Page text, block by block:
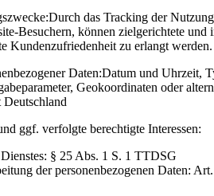
Durch das Tracking der
Besuchern, können zielgerichtete
Kundenzufriedenheit zu erlangt werden.
Daten:Datum und Uhrzeit,
Geokoordinaten oder
Deutschland
ggf. verfolgte berechtigte Interessen:
§ 25 Abs. 1 S. 1 TTDSG
der personenbezogenen Daten: